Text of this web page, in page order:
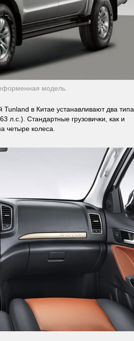
модель.
в Китае устанавливают два типа
л.с.). Стандартные грузовички, как и
четыре колеса.